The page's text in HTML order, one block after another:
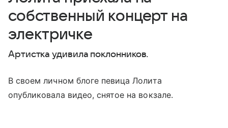
собственный концерт на
электричке
Артистка удивила поклонников.
В своем личном блоге певица Лолита
опубликовала видео, снятое на вокзале.